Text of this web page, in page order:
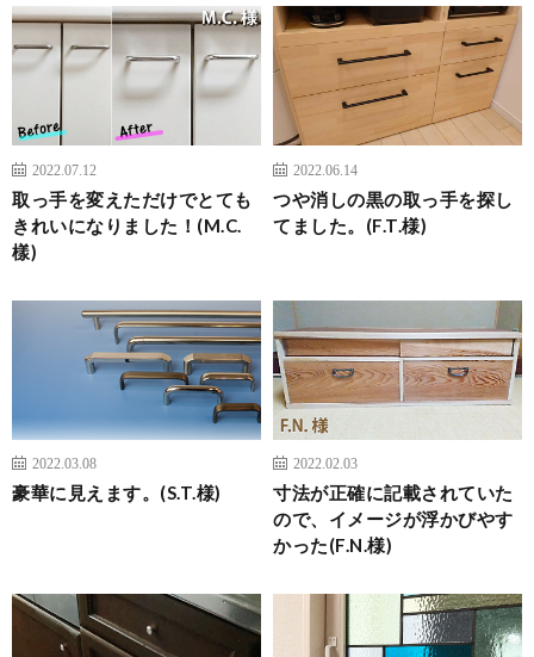
2022.07.12
取っ手を変えただけでとても
きれいになりました！(M.C.
樣)
2022.06.14
つや消しの黒の取っ手を探し
てました。(F.T.様)
2022.03.08
豪華に見えます。(S.T.様)
2022.02.03
寸法が正確に記載されていた
ので、イメージが浮かびやす
かった(F.N.様)